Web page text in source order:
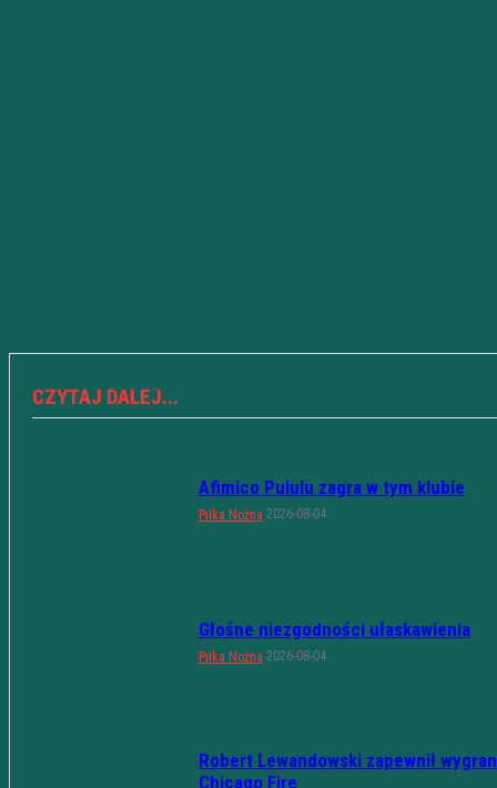
CZYTAJ DALEJ...
Afimico Pululu zagra w tym klubie
Piłka Nożna 2026-08-04
Głośne niezgodności ułaskawienia
Piłka Nożna 2026-08-04
Robert Lewandowski zapewnił
Chicago Fire